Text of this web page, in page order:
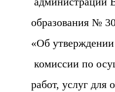
образования №
«Об
комиссии по
работ, услуг